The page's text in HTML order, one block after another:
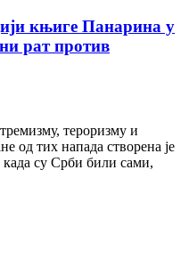
књиге Панарина у
рат против
тероризму и
од тих напада створена је
су Срби били сами,